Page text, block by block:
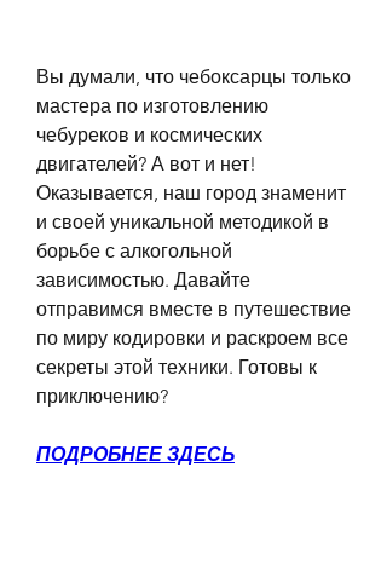
Вы думали, что чебоксарцы только
мастера по изготовлению
чебуреков и космических
двигателей? А вот и нет!
Оказывается, наш город знаменит
и своей уникальной методикой в
борьбе с алкогольной
зависимостью. Давайте
отправимся вместе в путешествие
по миру кодировки и раскроем все
секреты этой техники. Готовы к
приключению?
ПОДРОБНЕЕ ЗДЕСЬ